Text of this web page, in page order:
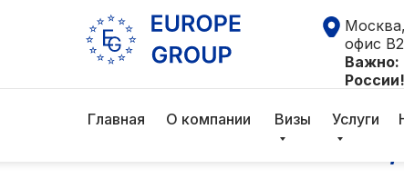
офис
Важно:
России!
Главная О компании Услуги
Визы
Лучшая
отзывы,